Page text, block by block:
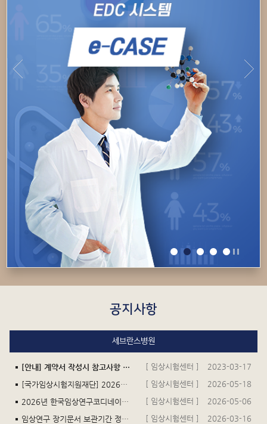
공지사항
세브란스병원
[안내] 계약서 작성시 참고사항 및 연구비 입금 관련 안내 (세금계산서요청문서 등 포함) [ 임상시험센터 ]
2023-03-17
[국가임상시험지원재단] 2026년 KoNECT-KAIRB 공동 심포지엄(6.18.) 초청의 건
[ 임상시험센터 ]
2026-05-18
2026년 한국임상연구코디네이터회 총회 및 춘계학술대회 안내
[ 임상시험센터 ]
2026-05-06
임상연구 장기문서 보관기간 정책 안내 건
[ 임상시험센터 ] 2026-03-16